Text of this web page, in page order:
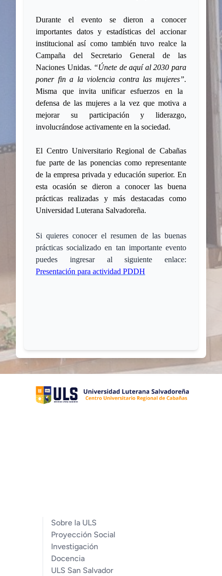
Durante el evento se dieron a conocer
importantes datos y estadísticas del accionar
institucional así como también tuvo realce la
Campaña del Secretario General de las
Naciones Unidas. “Únete de aquí al 2030 para
poner fin a la violencia contra las mujeres”.
Misma que invita unificar esfuerzos en la
defensa de las mujeres a la vez que motiva a
mejorar su participación y liderazgo,
involucrándose activamente en la sociedad.
El Centro Universitario Regional de Cabañas
fue parte de las ponencias como representante
de la empresa privada y educación superior. En
esta ocasión se dieron a conocer las buena
prácticas realizadas y más destacadas como
Universidad Luterana Salvadoreña.
Si quieres conocer el resumen de las buenas
prácticas socializado en tan importante evento
puedes ingresar al siguiente enlace:
Presentación para actividad PDDH
Sobre la ULS
Proyección Social
Investigación
Docencia
ULS San Salvador